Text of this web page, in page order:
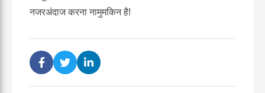
नजरअंदाज करना नामुमकिन है!